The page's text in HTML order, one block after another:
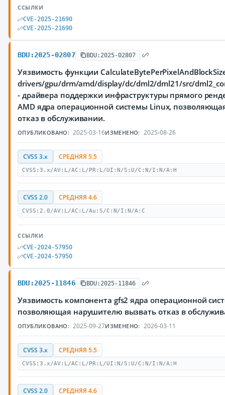
ССЫЛКИ
CVE-2025-21690
CVE-2025-21690
BDU:2025-02807 BDU:2025-02807
Уязвимость функции
drivers/gpu/drm/amd/display/dc/dml2/dml21/src/
- драйвера поддержки инфраструктуры прямого
AMD ядра операционной системы Linux,
отказ в обслуживании.
ОПУБЛИКОВАНО: 2025-03-16ИЗМЕНЕНО: 2025-08-26
CVSS 3.x СРЕДНЯЯ 5.5
CVSS:3.x/AV:L/AC:L/PR:L/UI:N/S:U/C:N/I:N/A:H
CVSS 2.0 СРЕДНЯЯ 4.6
CVSS:2.0/AV:L/AC:L/Au:S/C:N/I:N/A:C
ССЫЛКИ
CVE-2024-57950
CVE-2024-57950
BDU:2025-11846 BDU:2025-11846
Уязвимость компонента gfs2 ядра операционной
позволяющая нарушителю вызвать отказ в
ОПУБЛИКОВАНО: 2025-09-27ИЗМЕНЕНО: 2026-03-11
CVSS 3.x СРЕДНЯЯ 5.5
CVSS:3.x/AV:L/AC:L/PR:L/UI:N/S:U/C:N/I:N/A:H
CVSS 2.0 СРЕДНЯЯ 4.6